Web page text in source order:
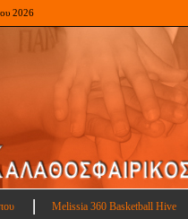
2026
Melissia 360 Basketball Hive